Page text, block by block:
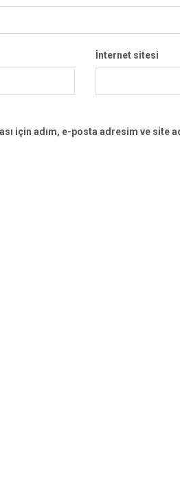
İnternet sitesi
için adım, e-posta adresim ve site